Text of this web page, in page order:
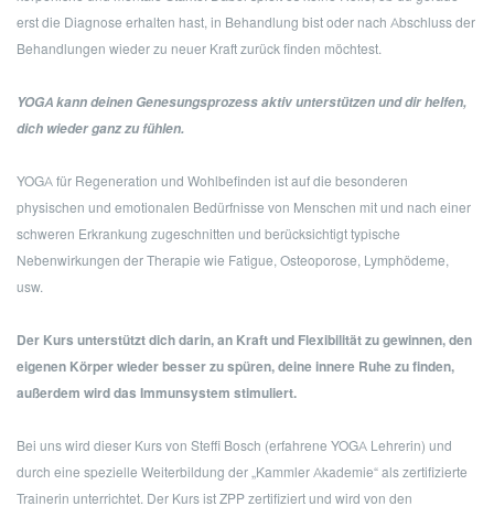
erst die Diagnose erhalten hast, in Behandlung bist oder nach Abschluss der
Behandlungen wieder zu neuer Kraft zurück ﬁnden möchtest.
YOGA kann deinen Genesungsprozess aktiv unterstützen und dir helfen,
dich wieder ganz zu fühlen.
YOGA für Regeneration und Wohlbefinden ist auf die besonderen
physischen und emotionalen Bedürfnisse von Menschen mit und nach einer
schweren Erkrankung zugeschnitten und berücksichtigt typische
Nebenwirkungen der Therapie wie Fatigue, Osteoporose, Lymphödeme,
usw.
Der Kurs unterstützt dich darin, an Kraft und Flexibilität zu gewinnen, den
eigenen Körper wieder besser zu spüren, deine innere Ruhe zu ﬁnden,
außerdem wird das Immunsystem stimuliert.
Bei uns wird dieser Kurs von Steffi Bosch (erfahrene YOGA Lehrerin) und
durch eine spezielle Weiterbildung der „Kammler Akademie“ als zertiﬁzierte
Trainerin unterrichtet. Der Kurs ist ZPP zertifiziert und wird von den